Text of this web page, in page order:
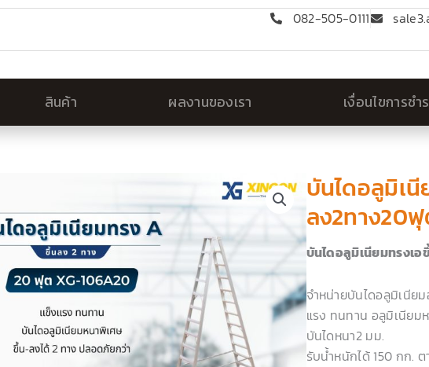
082-505-0111
สินค้า ผลงานของเรา เงื่อนไขการชำ
บันไดอลูมิเ
ลง2ทาง20
บันไดอลูมิเนียมทรงเ
จำหน่ายบันไดอลูมิเนีย
แรง ทนทาน อลูมิเนียม
บันไดหนา2 มม.
รับน้ำหนักได้ 150 กก.